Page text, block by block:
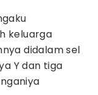
keluarga
didalam sel
Y dan tiga